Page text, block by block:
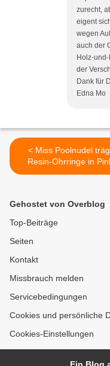
zurecht,
eigent
wegen
auch der
Holz-
der
Dank für
Edna Mo
< Miss Poolnudel trägt
Resin-Ohrringe in
Gehostet von Overblog
Top-Beiträge
Seiten
Kontakt
Missbrauch melden
Servicebedingungen
Cookies und persönliche
Cookies-Einstellungen